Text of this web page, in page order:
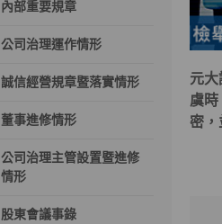
內部重要規章
公司治理運作情形
誠信經營規章暨落實情形
董事進修情形
公司治理主管設置暨進修
情形
股東會議事錄
元
虞
密，